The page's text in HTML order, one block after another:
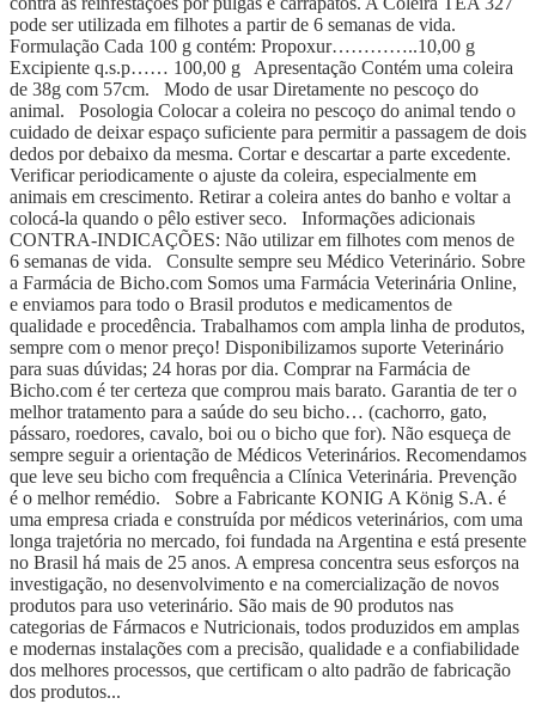
pode ser utilizada em filhotes a partir de 6 semanas de vida.
Formulação Cada 100 g contém: Propoxur…………..10,00 g
Excipiente q.s.p…… 100,00 g Apresentação Contém uma coleira
de 38g com 57cm. Modo de usar Diretamente no pescoço do
animal. Posologia Colocar a coleira no pescoço do animal tendo o
cuidado de deixar espaço suficiente para permitir a passagem de dois
dedos por debaixo da mesma. Cortar e descartar a parte excedente.
Verificar periodicamente o ajuste da coleira, especialmente em
animais em crescimento. Retirar a coleira antes do banho e voltar a
colocá-la quando o pêlo estiver seco. Informações adicionais
CONTRA-INDICAÇÕES: Não utilizar em filhotes com menos de
6 semanas de vida. Consulte sempre seu Médico Veterinário. Sobre
a Farmácia de Bicho.com Somos uma Farmácia Veterinária Online,
e enviamos para todo o Brasil produtos e medicamentos de
qualidade e procedência. Trabalhamos com ampla linha de produtos,
sempre com o menor preço! Disponibilizamos suporte Veterinário
para suas dúvidas; 24 horas por dia. Comprar na Farmácia de
Bicho.com é ter certeza que comprou mais barato. Garantia de ter o
melhor tratamento para a saúde do seu bicho… (cachorro, gato,
pássaro, roedores, cavalo, boi ou o bicho que for). Não esqueça de
sempre seguir a orientação de Médicos Veterinários. Recomendamos
que leve seu bicho com frequência a Clínica Veterinária. Prevenção
é o melhor remédio. Sobre a Fabricante KONIG A König S.A. é
uma empresa criada e construída por médicos veterinários, com uma
longa trajetória no mercado, foi fundada na Argentina e está presente
no Brasil há mais de 25 anos. A empresa concentra seus esforços na
investigação, no desenvolvimento e na comercialização de novos
produtos para uso veterinário. São mais de 90 produtos nas
categorias de Fármacos e Nutricionais, todos produzidos em amplas
e modernas instalações com a precisão, qualidade e a confiabilidade
dos melhores processos, que certificam o alto padrão de fabricação
dos produtos...